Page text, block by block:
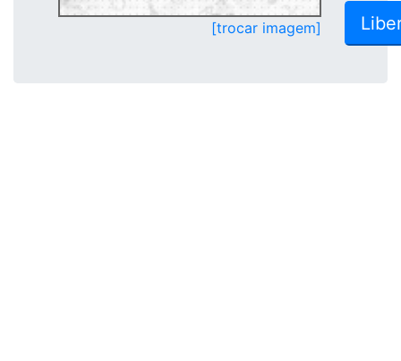
[trocar imagem]